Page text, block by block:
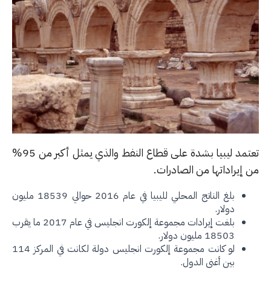
تعتمد ليبيا بشدة على قطاع النفط والذي يمثل أكبر من 95%
إيراداتها من الصادرات.
بلغ الناتج المحلي لليبيا في عام 2016 حوالي 18539 مليون
بلغت إيرادات مجموعة إلكورت انجليس في عام 2017 ما يقرب
18503 مليون دولار.
لو كانت مجموعة إلكورت انجليس دولة لكانت في المركز 114
بين أغنى الدول.